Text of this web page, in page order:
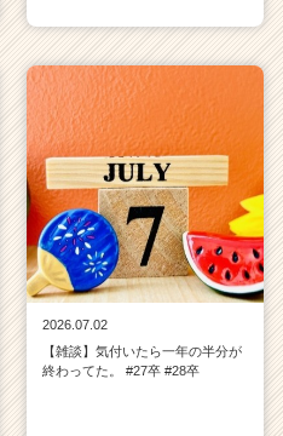
2026.07.02
【雑談】気付いたら一年の半分が
終わってた。 #27卒 #28卒